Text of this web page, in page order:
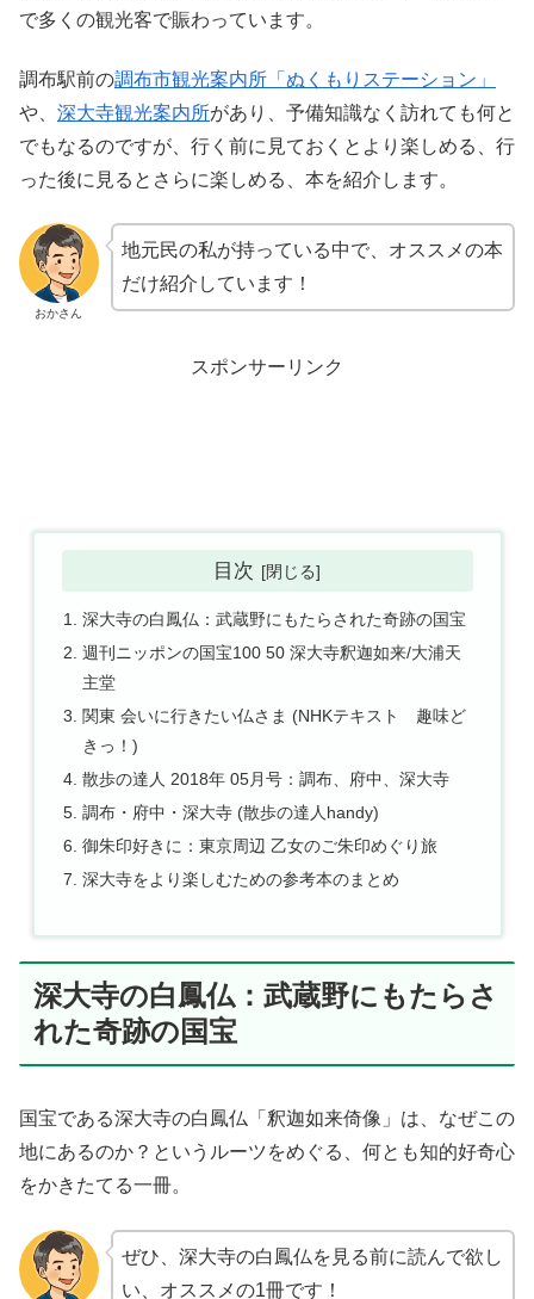
で多くの観光客で賑わっています。
調布駅前の調布市観光案内所「ぬくもりステーション」
や、 深大寺観光案内所があり、予備知識なく訪れても何と
でもなるのですが、行く前に見ておくとより楽しめる、行
った後に見るとさらに楽しめる、本を紹介します。
おかさん
地元民の私が持っている中で、オススメの本
だけ紹介しています！
スポンサーリンク
目次
深大寺の白鳳仏：武蔵野にもたらされた奇跡の国宝
週刊ニッポンの国宝100 50 深大寺釈迦如来/大浦天
主堂
関東 会いに行きたい仏さま (NHKテキスト 趣味ど
きっ！)
散歩の達人 2018年 05月号：調布、府中、深大寺
調布・府中・深大寺 (散歩の達人handy)
御朱印好きに：東京周辺 乙女のご朱印めぐり旅
深大寺をより楽しむための参考本のまとめ
深大寺の白鳳仏：武蔵野にもたらさ
れた奇跡の国宝
国宝である深大寺の白鳳仏「釈迦如来倚像」は、なぜこの
地にあるのか？というルーツをめぐる、何とも知的好奇心
をかきたてる一冊。
ぜひ、深大寺の白鳳仏を見る前に読んで欲し
い、オススメの1冊です！